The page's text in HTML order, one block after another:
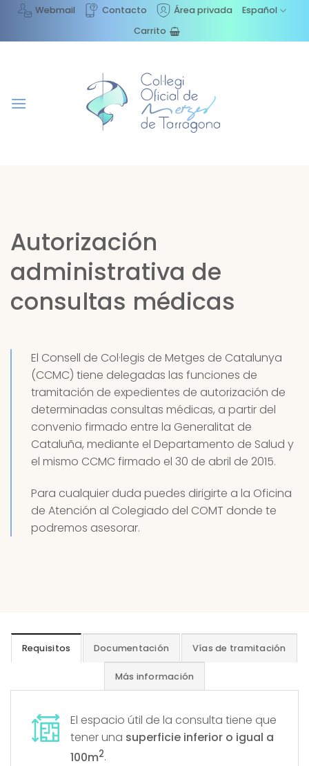
Saltar
contenido
Webmail Contacto Área privada
Español
Carrito
Autorización
administrativa de
consultas médicas
El Consell de Col·legis de Metges de Catalunya
(CCMC) tiene delegadas las funciones de
tramitación de expedientes de autorización de
determinadas consultas médicas, a partir del
convenio firmado entre la Generalitat de
Cataluña, mediante el Departamento de Salud y
el mismo CCMC firmado el 30 de abril de 2015.
Para cualquier duda puedes dirigirte a la Oficina
de Atención al Colegiado del COMT donde te
podremos asesorar.
Requisitos Documentación Vías de tramitación
Más información
El espacio útil de la consulta tiene que
tener una superficie inferior o igual a
100m2.